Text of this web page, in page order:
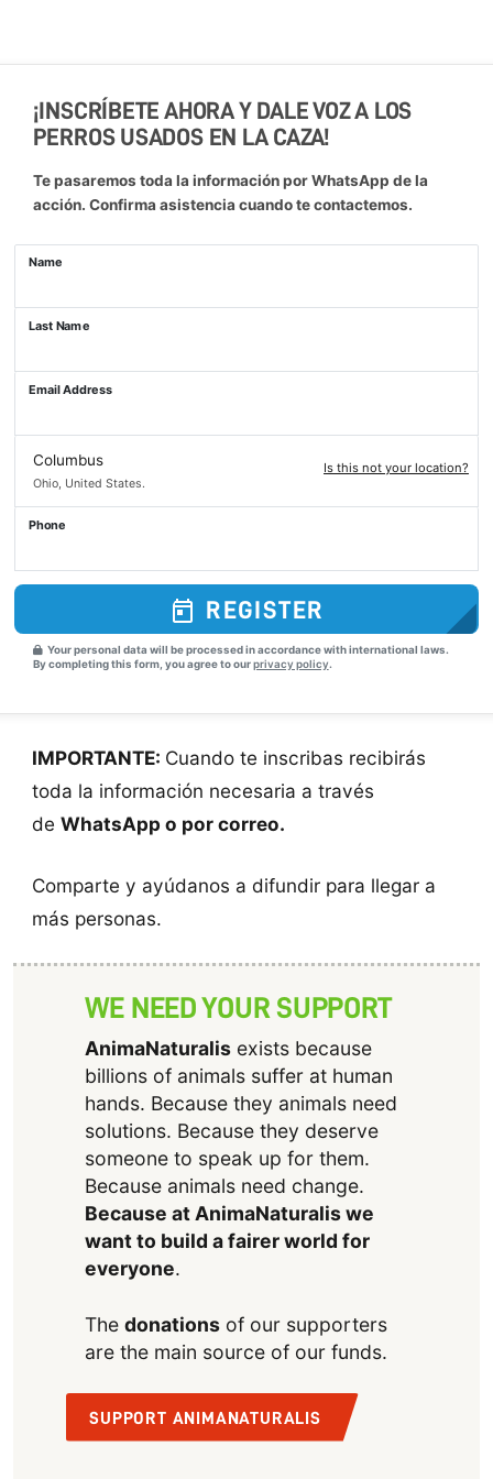
¡INSCRÍBETE AHORA Y DALE VOZ A LOS
PERROS USADOS EN LA CAZA!
Te pasaremos toda la información por WhatsApp de la
acción. Confirma asistencia cuando te contactemos.
Name
Last Name
Email Address
Columbus
Ohio, United States.
Is this not your location?
Phone
REGISTER
Your personal data will be processed in accordance with international laws.
By completing this form, you agree to ourprivacy policy.
IMPORTANTE: Cuando te inscribas recibirás
toda la información necesaria a través
de WhatsApp o por correo.
Comparte y ayúdanos a difundir para llegar a
más personas.
WE NEED YOUR SUPPORT
AnimaNaturalisexists because
billions of animals suffer at human
hands. Because they animals need
solutions. Because they deserve
someone to speak up for them.
Because animals need change.
Because at AnimaNaturalis we
want to build a fairer world for
everyone.
The donationsof our supporters
are the main source of our funds.
SUPPORT ANIMANATURALIS